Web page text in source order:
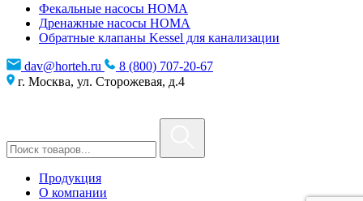
Фекальные насосы HOMA
Дренажные насосы HOMA
Обратные клапаны Kessel для канализации
dav@horteh.ru
8 (800) 707-20-67
г. Москва, ул. Сторожевая, д.4
Продукция
О компании